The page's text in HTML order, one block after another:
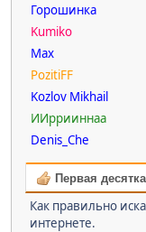
Горошинка
Kumiko
Max
PozitiFF
Kozlov Mikhail
ИИррииннаа
Denis_Che
Первая
Как правильно
интернете.